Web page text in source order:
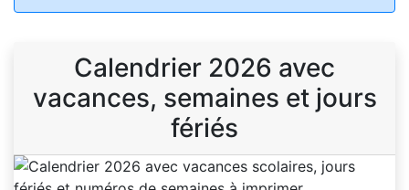
Calendrier 2026 avec
vacances, semaines et jours
fériés